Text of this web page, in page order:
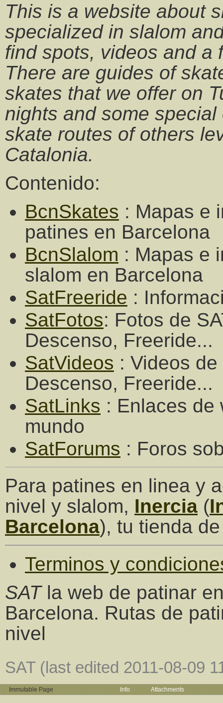
This is a website about
specialized in slalom
find spots, videos and a
There are guides of
skates that we offer on
nights and some
skate routes of others
Catalonia.
Contenido:
BcnSkates : Mapas e
patines en Barcelona
BcnSlalom : Mapas e
slalom en Barcelona
SatFreeride :
SatFotos: Fotos de
Descenso, Freeride...
SatVideos : Videos
Descenso, Freeride...
SatLinks : Enlaces de
mundo
SatForums : Foros
Para patines en linea y
nivel y slalom, Inercia (
Barcelona), tu tienda
Terminos y
SATla web de patinar
Barcelona. Rutas de
nivel
SAT (last edited 2011-08-09
Immutable Page Info Attachments